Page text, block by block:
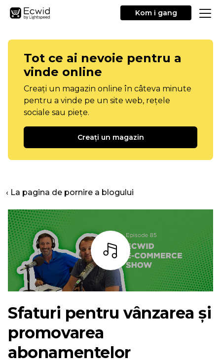
Kom i gang
Tot ce ai nevoie pentru a
vinde online
Creați un magazin online în câteva minute
pentru a vinde pe un site web, rețele
sociale sau piețe.
Creați un magazin
‹ La pagina de pornire a blogului
Asculta
Sfaturi pentru vânzarea și
promovarea
abonamentelor